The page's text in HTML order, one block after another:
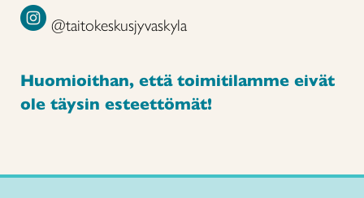
@taitokeskusjyvaskyla
Huomioithan, että toimitilamme eivät
ole täysin esteettömät!